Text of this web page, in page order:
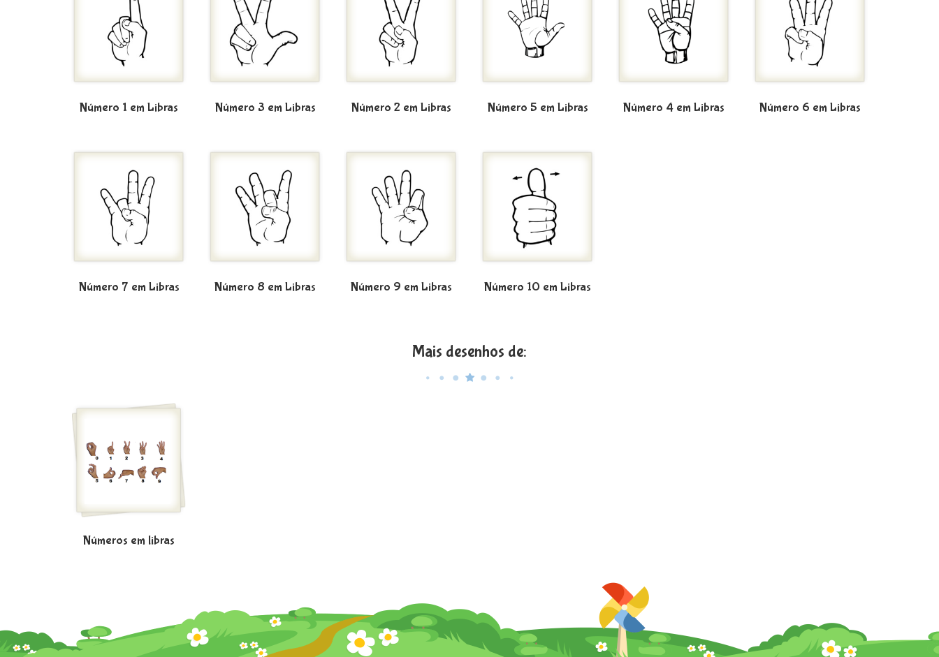
Número 1 em Libras Número 3 em Libras Número 2 em Libras Número 5 em Libras Número 4 em Libras Número 6 em Libras
Número 7 em Libras Número 8 em Libras Número 9 em Libras Número 10 em Libras
Mais desenhos de:
Números em libras